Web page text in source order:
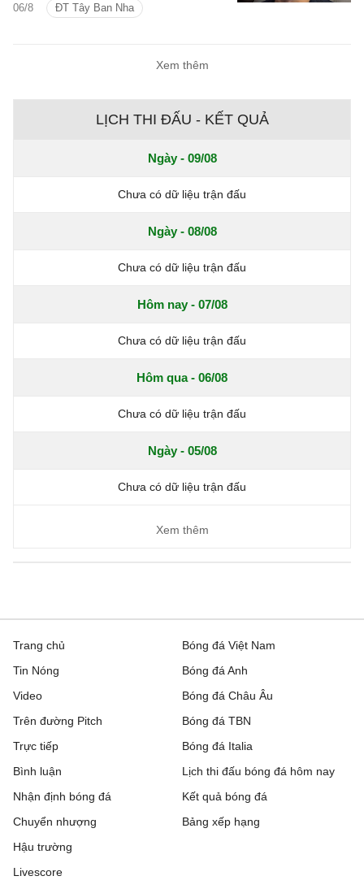
06/8 ĐT Tây Ban Nha
World Cup 2026.
Xem thêm
LỊCH THI ĐẤU - KẾT QUẢ
Ngày - 09/08
Chưa có dữ liệu trận đấu
Ngày - 08/08
Chưa có dữ liệu trận đấu
Hôm nay - 07/08
Chưa có dữ liệu trận đấu
Hôm qua - 06/08
Chưa có dữ liệu trận đấu
Ngày - 05/08
Chưa có dữ liệu trận đấu
Xem thêm
Trang chủ
Tin Nóng
Video
Trên đường Pitch
Trực tiếp
Bóng đá Việt Nam
Bóng đá Anh
Bóng đá Châu Âu
Bóng đá TBN
Bóng đá Italia
Bình luận
Nhận định bóng đá
Chuyển nhượng
Hậu trường
Livescore
Lịch thi đấu bóng đá hôm nay
Kết quả bóng đá
Bảng xếp hạng